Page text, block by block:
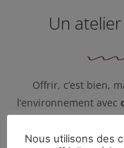
Un
Offrir, c’est bien,
l’environnement avec
Nous utilisons des